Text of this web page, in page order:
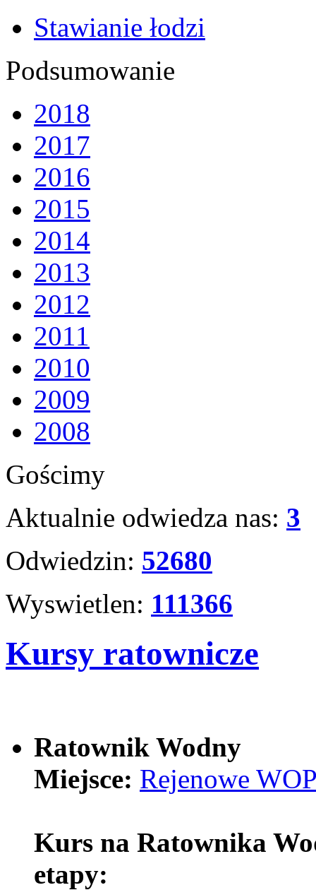
Stawianie łodzi
Podsumowanie
2018
2017
2016
2015
2014
2013
2012
2011
2010
2009
2008
Gościmy
Aktualnie odwiedza nas: 3
Odwiedzin: 52680
Wyswietlen: 111366
Kursy ratownicze
Ratownik Wodny
Miejsce: Rejenowe
Kurs na Ratownika
etapy: